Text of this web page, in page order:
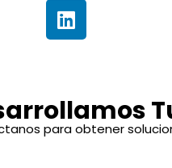
para obtener